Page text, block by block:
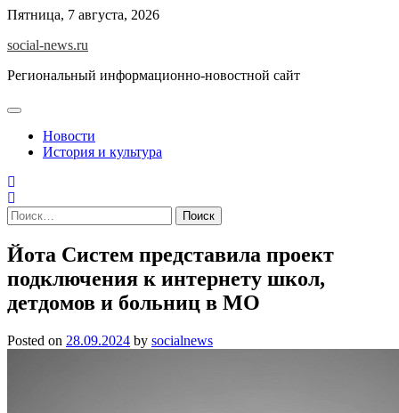
Skip
content
Пятница, 7 августа, 2026
social-news.ru
Региональный информационно-новостной сайт
Новости
История и культура
Найти:
Йота Систем представила проект
подключения к интернету школ,
детдомов и больниц в МО
Posted on 28.09.2024 by socialnews